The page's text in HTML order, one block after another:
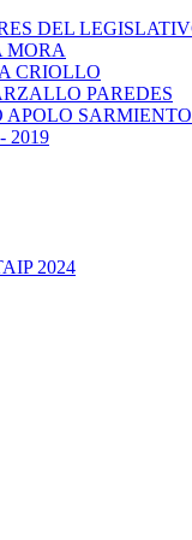
DEL
MORA
CRIOLLO
PAREDES
APOLO SARMIENTO
2019
2024